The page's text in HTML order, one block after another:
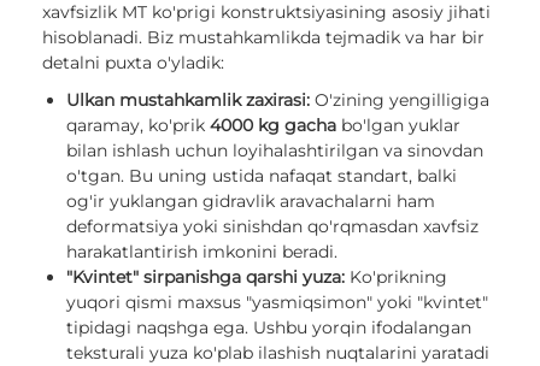
xavfsizlik MT ko'prigi konstruktsiyasining asosiy jihati
hisoblanadi. Biz mustahkamlikda tejmadik va har bir
detalni puxta o'yladik:
Ulkan mustahkamlik zaxirasi: O'zining yengilligiga
qaramay, ko'prik 4000 kg gacha bo'lgan yuklar
bilan ishlash uchun loyihalashtirilgan va sinovdan
o'tgan. Bu uning ustida nafaqat standart, balki
og'ir yuklangan gidravlik aravachalarni ham
deformatsiya yoki sinishdan qo'rqmasdan xavfsiz
harakatlantirish imkonini beradi.
"Kvintet" sirpanishga qarshi yuza: Ko'prikning
yuqori qismi maxsus "yasmiqsimon" yoki "kvintet"
tipidagi naqshga ega. Ushbu yorqin ifodalangan
teksturali yuza ko'plab ilashish nuqtalarini yaratadi